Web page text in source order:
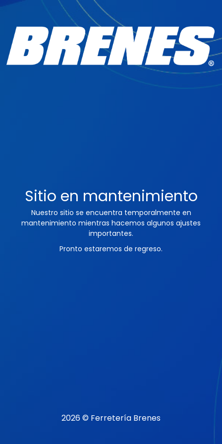
Sitio en mantenimiento
Nuestro sitio se encuentra temporalmente en
mantenimiento mientras hacemos algunos ajustes
importantes.
Pronto estaremos de regreso.
2026 © Ferretería Brenes